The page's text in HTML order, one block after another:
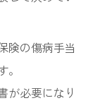
険の傷病手当
が必要になり